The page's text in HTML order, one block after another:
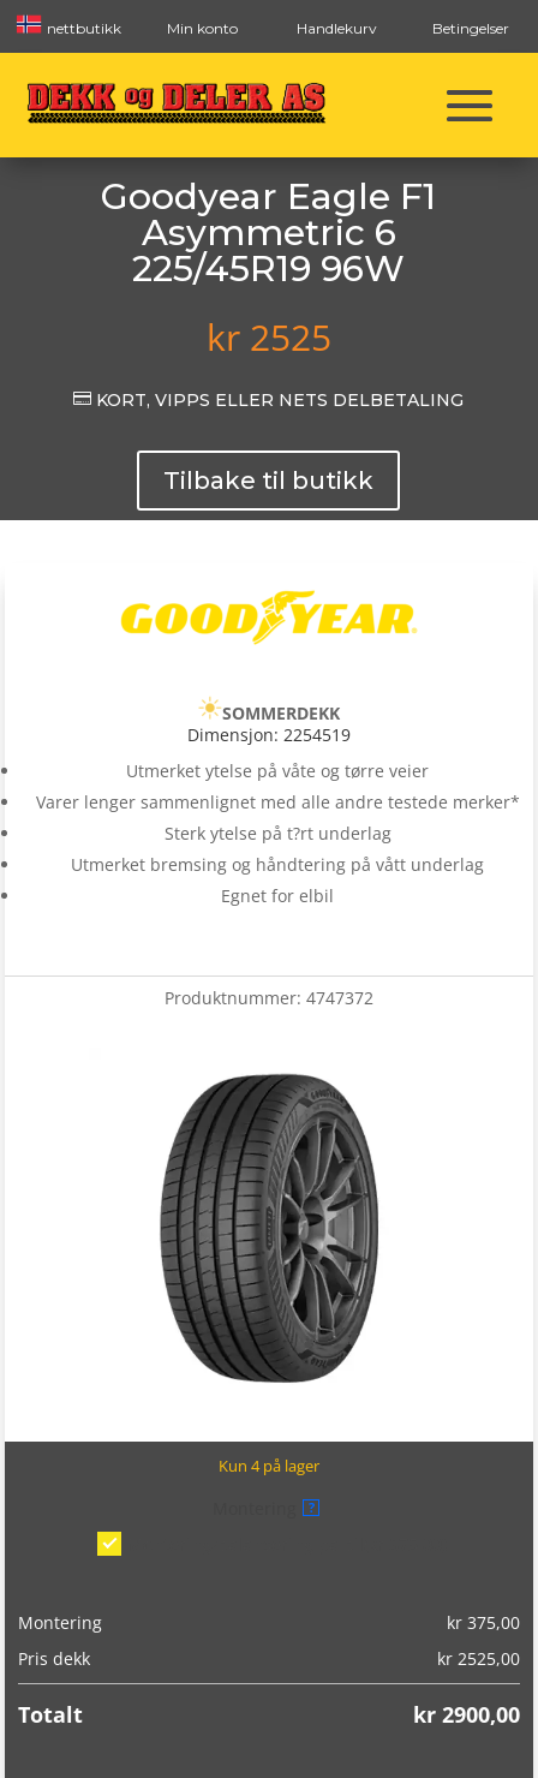
nettbutikk Min konto Handlekurv Betingelser
Goodyear Eagle F1
Asymmetric 6
225/45R19 96W
kr2525
 KORT, VIPPS ELLER NETS DELBETALING
Tilbake til butikk
SOMMERDEKK
Dimensjon: 2254519
Utmerket ytelse på våte og tørre veier
Varer lenger sammenlignet med alle andre testede merker*
Sterk ytelse på t?rt underlag
Utmerket bremsing og håndtering på vått underlag
Egnet for elbil
Produktnummer: 4747372
Kun 4 på lager
?
Montering kr375,00
Pris dekk
kr2525,00
Totalt kr2900,00